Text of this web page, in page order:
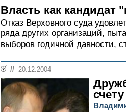
Власть как кандидат
Отказ Верховного суда
ряда других организаций,
выборов годичной давности,
// 20.12.2004
счету